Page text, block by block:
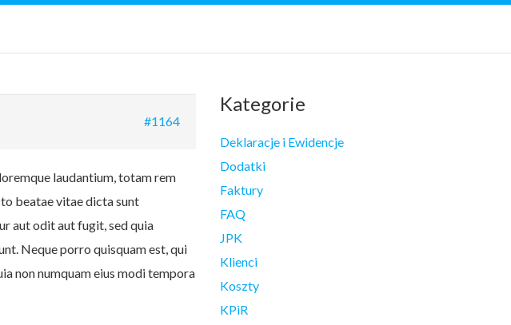
#1164
laudantium, totam rem
beatae vitae dicta sunt
aut odit aut fugit, sed quia
Neque porro quisquam est, qui
non numquam eius modi tempora
Kategorie
Deklaracje i Ewidencje
Dodatki
Faktury
FAQ
JPK
Klienci
Koszty
KPiR